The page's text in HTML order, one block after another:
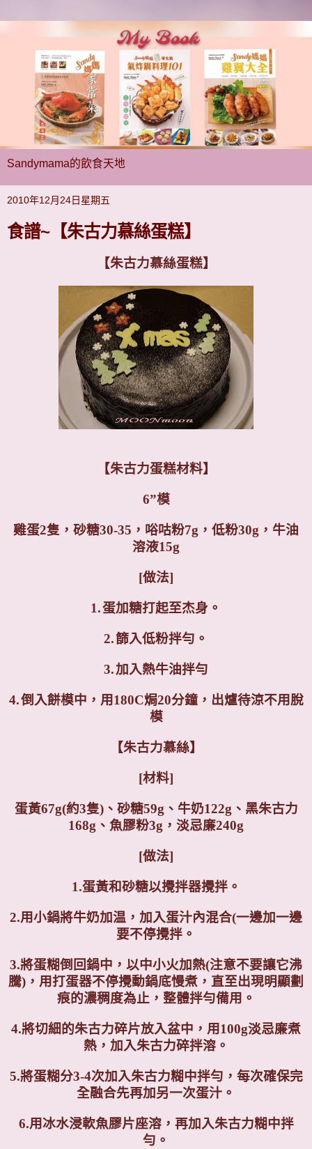
Sandymama的飲食天地
2010年12月24日星期五
食譜~【朱古力慕絲蛋糕】
【朱古力慕絲蛋糕】
【朱古力蛋糕材料】
6”模
雞蛋2隻，砂糖30-35，唂咕粉7g，低粉30g，牛油
溶液15g
[做法]
1.蛋加糖打起至杰身。
2.篩入低粉拌勻。
3.加入熱牛油拌勻
4.倒入餅模中，用180C焗20分鐘，出爐待涼不用脫
模
【朱古力慕絲】
[材料]
蛋黃67g(約3隻)、砂糖59g、牛奶122g、黑朱古力
168g、魚膠粉3g，淡忌廉240g
[做法]
1.蛋黃和砂糖以攪拌器攪拌。
2.用小鍋將牛奶加温，加入蛋汁內混合(一邊加一邊
要不停攪拌。
3.將蛋糊倒回鍋中，以中小火加熱(注意不要讓它沸
騰)，用打蛋器不停攪動鍋底慢煮，直至出現明顯劃
痕的濃稠度為止，整體拌勻備用。
4.將切細的朱古力碎片放入盆中，用100g淡忌廉煮
熱，加入朱古力碎拌溶。
5.將蛋糊分3-4次加入朱古力糊中拌勻，每次確保完
全融合先再加另一次蛋汁。
6.用冰水浸軟魚膠片座溶，再加入朱古力糊中拌
勻。